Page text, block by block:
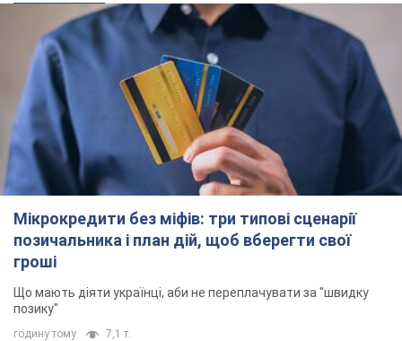
Мікрокредити без міфів: три типові сценарії
позичальника і план дій, щоб вберегти свої
гроші
Що мають діяти українці, аби не переплачувати за "швидку
позику"
годину тому 7,1 т.